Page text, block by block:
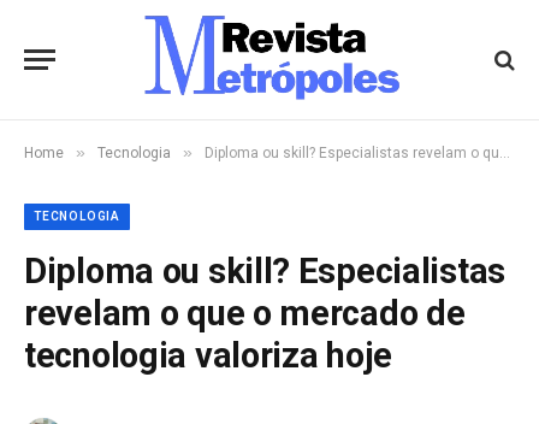
Home » Tecnologia » Diploma ou skill? Especialistas revelam o que o mercado de tecnologia valoriza hoje
TECNOLOGIA
Diploma ou skill? Especialistas
revelam o que o mercado de
tecnologia valoriza hoje